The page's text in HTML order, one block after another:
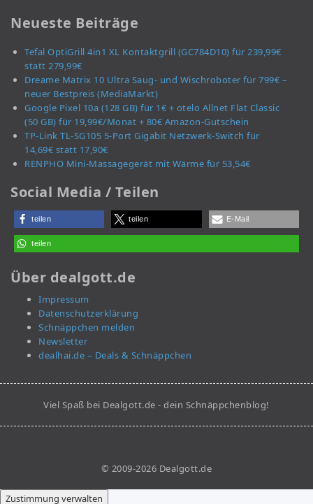
Neueste Beiträge
Tefal OptiGrill 4in1 XL Kontaktgrill (GC784D10) für 239,99€
statt 279,99€
Dreame Matrix 10 Ultra Saug- und Wischroboter für 799€ –
neuer Bestpreis (MediaMarkt)
Google Pixel 10a (128 GB) für 1€ + otelo Allnet Flat Classic
(50 GB) für 19,99€/Monat + 80€ Amazon-Gutschein
TP-Link TL-SG105 5-Port Gigabit Netzwerk-Switch für
14,69€ statt 17,90€
RENPHO Mini-Massagegerät mit Wärme für 53,54€
Social Media / Teilen
teilen teilen E-Mail
teilen
Über dealgott.de
Impressum
Datenschutzerklärung
Schnäppchen melden
Newsletter
dealhai.de – Deals & Schnäppchen
Viel Spaß bei Dealgott.de - dein Schnäppchenblog!
© 2009-2026 Dealgott.de
Zustimmung verwalten